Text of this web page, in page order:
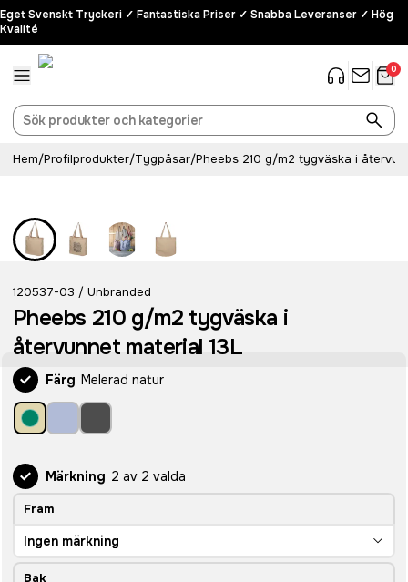
Eget Svenskt Tryckeri ✓ Fantastiska Priser ✓ Snabba Leveranser ✓ Hög
Kvalité
0
Hem/Profilprodukter/Tygpåsar/Pheebs 210 g/m2 tygväska i
120537-03 / Unbranded
Pheebs 210 g/m2 tygväska i
återvunnet material 13L
Färg Melerad natur
Märkning 2 av 2 valda
Fram
Ingen märkning
Bak